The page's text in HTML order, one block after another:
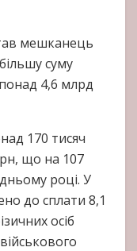
мешканець
суму
4,6 млрд
170 тисяч
що на 107
році. У
до сплати 8,1
осіб